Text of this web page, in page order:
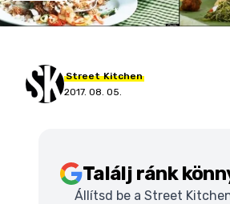
Street Kitchen
2017. 08. 05.
Találj ránk
Állítsd be a Street